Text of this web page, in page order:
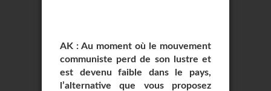
AK : Au moment où le mouvement
communiste perd de son lustre et
est devenu faible dans le pays,
l’alternative que vous proposez